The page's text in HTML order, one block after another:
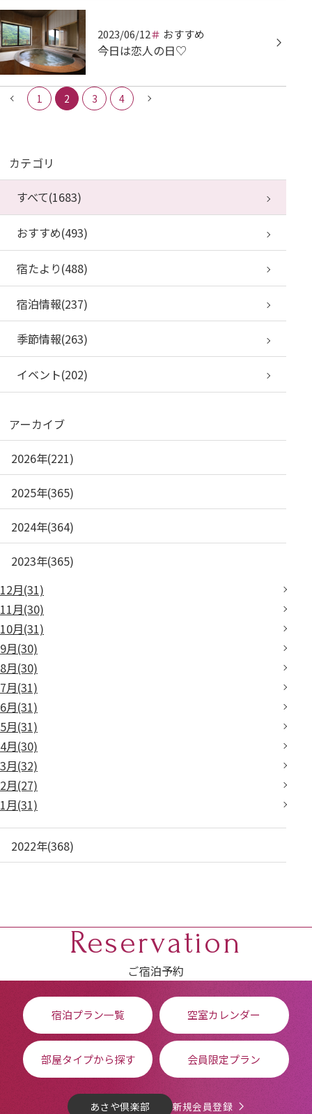
2023/06/12 おすすめ
今日は恋人の日♡
1 2 3 4
カテゴリ
すべて(1683)
おすすめ(493)
宿たより(488)
宿泊情報(237)
季節情報(263)
イベント(202)
アーカイブ
2026年(221)
2025年(365)
2024年(364)
2023年(365)
12月(31)
11月(30)
10月(31)
9月(30)
8月(30)
7月(31)
6月(31)
5月(31)
4月(30)
3月(32)
2月(27)
1月(31)
2022年(368)
Reservation
ご宿泊予約
宿泊プラン一覧 空室カレンダー
部屋タイプから探す 会員限定プラン
あさや倶楽部 新規会員登録